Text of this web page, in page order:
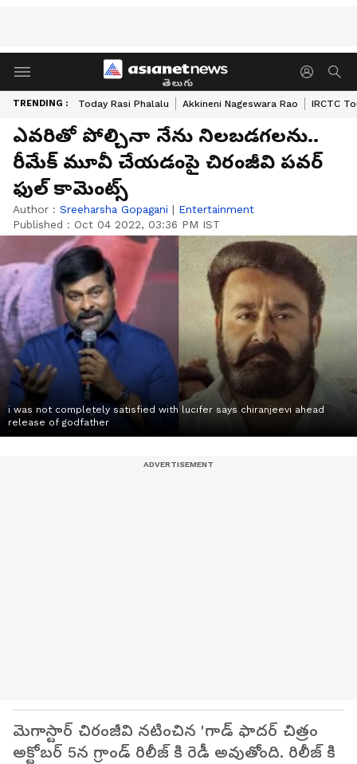
తెలుగు
TRENDING : Today Rasi Phalalu Akkineni Nageswara Rao IRCTC
ఎవరితో పోల్చినా నేను నిలబడగలను..
రీమేక్ మూవీ చేయడంపై చిరంజీవి పవర్
ఫుల్ కామెంట్స్
Author : Sreeharsha Gopagani | Entertainment
Published : Oct 04 2022, 03:36 PM IST
i was not completely satisfied with lucifer says chiranjeevi ahead
release of godfather
మెగాస్టార్ చిరంజీవి నటించిన 'గాడ్ ఫాదర్ చిత్రం
అక్టోబర్ 5న గ్రాండ్ రిలీజ్ కి రెడీ అవుతోంది. రిలీజ్ కి